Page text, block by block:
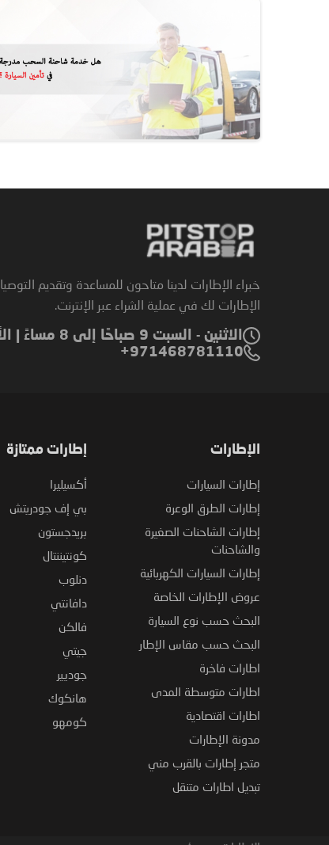
خبراء الإطارات لدينا متاحون للمساعدة وتقديم
الإطارات لك في عملية الشراء عبر الإنترنت.
الاثنين - السبت 9 صباحًا إلى 8 مساءً | الأحد 9 صباحًا إلى 6 مساءً
971468781110+
الإطارات
إطارات السيارات
إطارات الطرق الوعرة
إطارات الشاحنات الصغيرة
والشاحنات
إطارات السيارات الكهربائية
عروض الإطارات الخاصة
البحث حسب نوع السيارة
البحث حسب مقاس الإطار
اطارات فاخرة
اطارات متوسطة المدى
اطارات اقتصادية
مدونة الإطارات
متجر إطارات بالقرب مني
تبديل اطارات متنقل
إطارات ممتازة
أكسيليرا
بي إف جودريتش
بريدجستون
كونتيننتال
دنلوب
دافانتي
فالكن
جيتي
جوديير
هانكوك
كومهو